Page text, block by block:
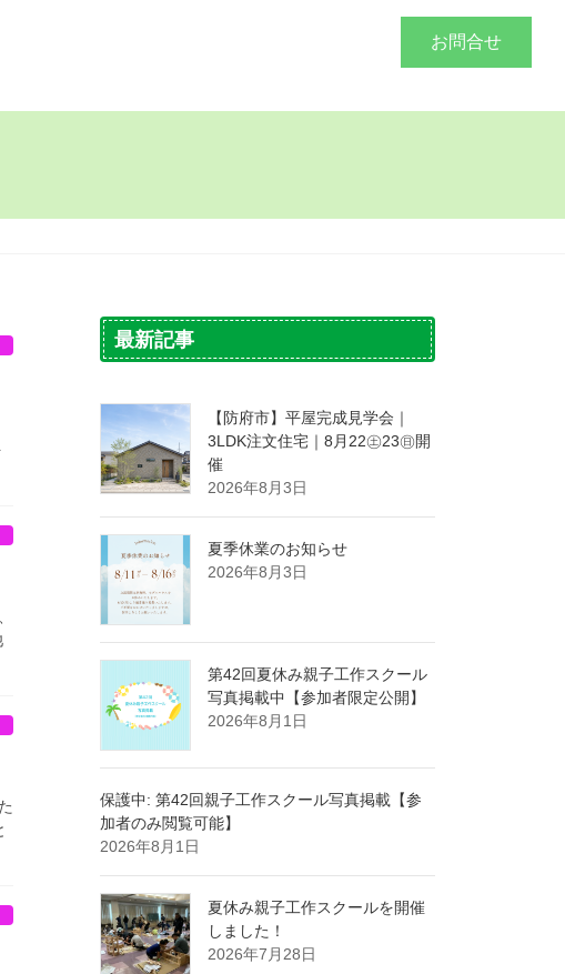
お問合せ
最新記事
【防府市】平屋完成見学会｜
3LDK注文住宅｜8月22㊏23㊐開
催
2026年8月3日
夏季休業のお知らせ
2026年8月3日
第42回夏休み親子工作スクール
写真掲載中【参加者限定公開】
2026年8月1日
保護中: 第42回親子工作スクール写真掲載【参
加者のみ閲覧可能】
2026年8月1日
夏休み親子工作スクールを開催
しました！
2026年7月28日